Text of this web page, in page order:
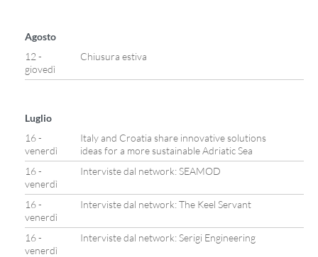
Agosto
12 -
giovedì
Chiusura estiva
Luglio
16 -
venerdì
Italy and Croatia share innovative solutions
ideas for a more sustainable Adriatic Sea
16 -
venerdì
Interviste dal network: SEAMOD
16 -
venerdì
Interviste dal network: The Keel Servant
16 -
venerdì
Interviste dal network: Serigi Engineering